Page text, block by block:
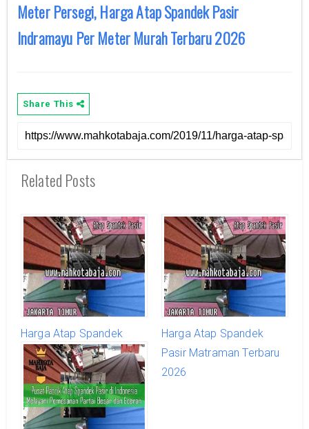
Meter Persegi, Harga Atap Spandek Pasir
Indramayu Per Meter Murah Terbaru 2026
Share This
Related Posts
Harga Atap Spandek
Pasir Ciracas Terbaru
2026
Harga Atap Spandek
Pasir Matraman Terbaru
2026